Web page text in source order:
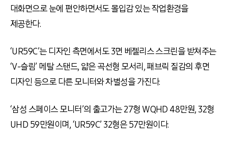
대화면으로 눈에 편안하면서도 몰입감 있는 작업환경을
제공한다.
‘UR59C’는 디자인 측면에서도 3면 베젤리스 스크린을 받쳐주는
‘V-슬림’ 메탈 스탠드, 얇은 곡선형 모서리, 패브릭 질감의 후면
디자인 등으로 다른 모니터와 차별성을 가진다.
‘삼성 스페이스 모니터’의 출고가는 27형 WQHD 48만원, 32형
UHD 59만원이며, ‘UR59C’ 32형은 57만원이다.